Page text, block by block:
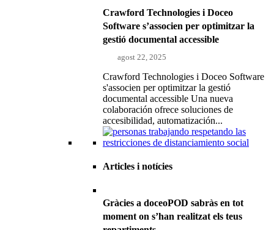
Crawford Technologies i Doceo
Software s’associen per optimitzar la
gestió documental accessible
agost 22, 2025
Crawford Technologies i Doceo Software
s'associen per optimitzar la gestió
documental accessible Una nueva
colaboración ofrece soluciones de
accesibilidad, automatización...
Articles i notícies
Gràcies a doceoPOD sabràs en tot
moment on s’han realitzat els teus